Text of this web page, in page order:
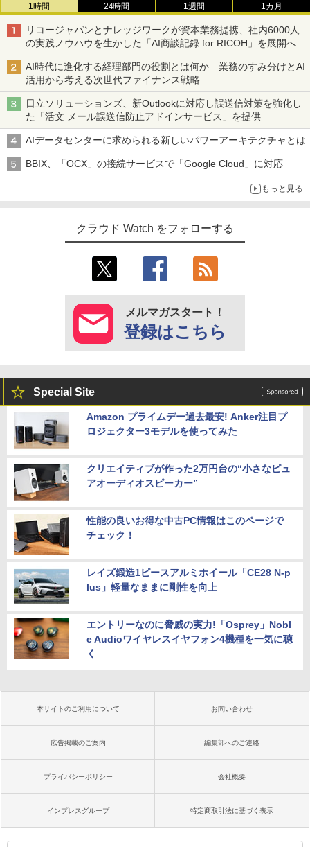
1時間 24時間 1週間 1カ月
リコージャパンとナレッジワークが資本業務提携、社内6000人
の実践ノウハウを生かした「AI商談記録 for RICOH」を展開へ
AI時代に進化する経理部門の役割とは何か 業務のすみ分けとAI
活用から考える次世代ファイナンス戦略
日立ソリューションズ、新Outlookに対応し誤送信対策を強化し
た「活文 メール誤送信防止アドインサービス」を提供
AIデータセンターに求められる新しいパワーアーキテクチャとは
BBIX、「OCX」の接続サービスで「Google Cloud」に対応
もっと見る
クラウド Watch をフォローする
メルマガスタート！
登録はこちら
Special Site
Amazon プライムデー過去最安! Anker注目プ
ロジェクター3モデルを使ってみた
クリエイティブが作った2万円台の“小さなピュ
アオーディオスピーカー”
性能の良いお得な中古PC情報はこのページで
チェック！
レイズ鍛造1ピースアルミホイール「CE28 N-p
lus」軽量なままに剛性を向上
エントリーなのに脅威の実力!「Osprey」Nobl
e Audioワイヤレスイヤフォン4機種を一気に聴
く
本サイトのご利用について お問い合わせ
広告掲載のご案内 編集部へのご連絡
プライバシーポリシー 会社概要
インプレスグループ 特定商取引法に基づく表示